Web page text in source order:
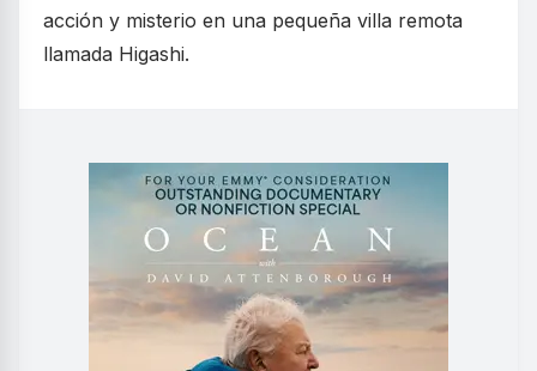
acción y misterio en una pequeña villa remota
llamada Higashi.